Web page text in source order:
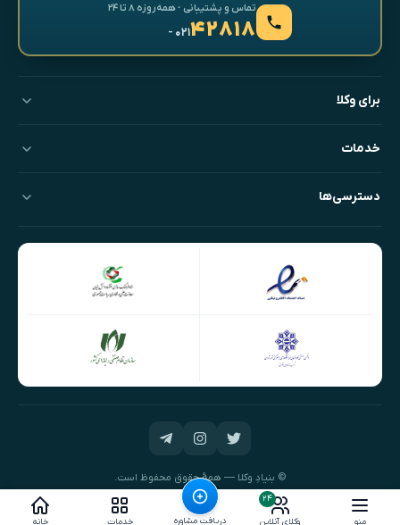
منو
۲۴
وکلای آنلاین
دریافت مشاوره خدمات خانه
تماس و پشتیبانی · همه‌روزه ۸ تا ۲۴
۴۲۸۱۸- ۰۲۱
برای وکلا
خدمات
دسترسی‌ها
© بنیادِ وکلا — همهٔ حقوق محفوظ است.
طراحی و توسعه:نیک‌داده‌پرداز